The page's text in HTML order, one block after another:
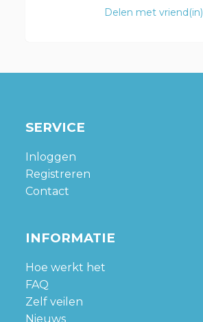
Delen met vriend(in)
SERVICE
Inloggen
Registreren
Contact
INFORMATIE
Hoe werkt het
FAQ
Zelf veilen
Nieuws